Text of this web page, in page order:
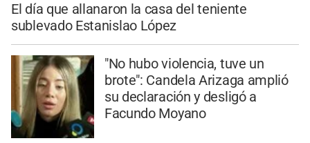
El día que allanaron la casa del teniente
sublevado Estanislao López
"No hubo violencia, tuve un
brote": Candela Arizaga amplió
su declaración y desligó a
Facundo Moyano